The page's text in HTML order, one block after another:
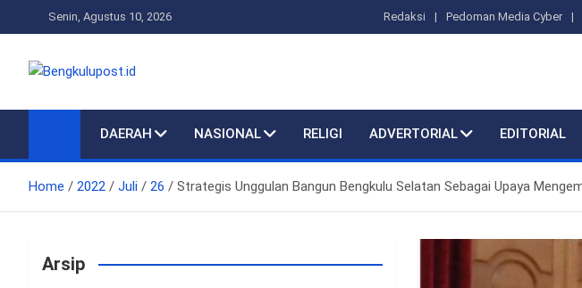
to
Senin, Agustus 10, 2026 Redaksi Pedoman Media Cyber
Bengkulupost.id
DAERAH NASIONAL RELIGI ADVERTORIAL EDITORIAL
Home 2022 Juli 26 Strategis Unggulan Bangun Bengkulu Selatan Sebagai Upaya
Arsip